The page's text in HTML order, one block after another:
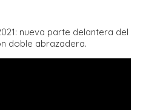
nueva parte delantera del
doble abrazadera.